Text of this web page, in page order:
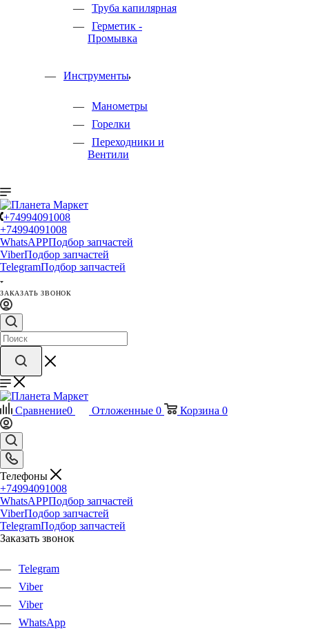
Труба капилярная
Герметик -
Промывка
Инструменты
Манометры
Горелки
Переходники и
Вентили
+74994091008
+74994091008
WhatsAPPПодбор запчастей
ViberПодбор запчастей
TelegramПодбор запчастей
ЗАКАЗАТЬ ЗВОНОК
Сравнение0 Отложенные 0 Корзина 0
Телефоны
+74994091008
WhatsAPPПодбор запчастей
ViberПодбор запчастей
TelegramПодбор запчастей
Заказать звонок
Telegram
Viber
Viber
WhatsApp